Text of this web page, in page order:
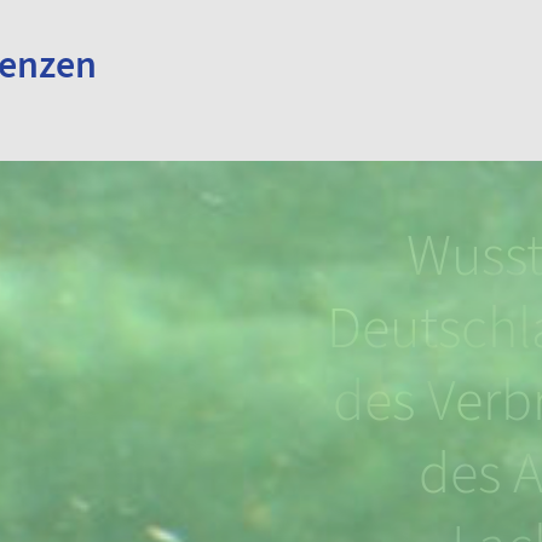
des
des
Sie, dass Störe
schon zusammen mit
den Dinosauriern
dass